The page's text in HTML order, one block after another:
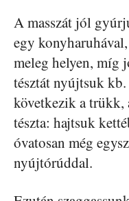
A masszát jól
egy
meleg helyen, míg
tésztát nyújtsuk kb.
következik a trükk,
tészta: hajtsuk
óvatosan még
nyújtórúddal.